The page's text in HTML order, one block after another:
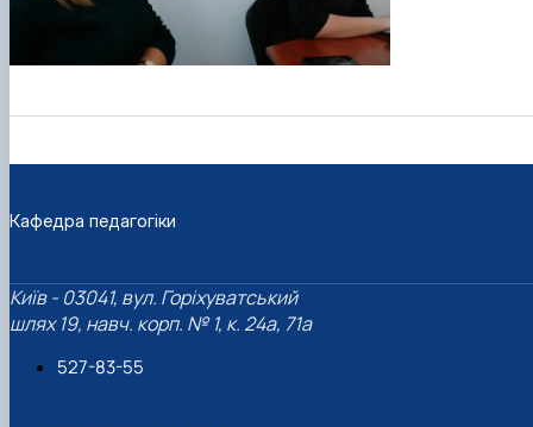
Кафедра педагогіки
Київ - 03041, вул. Горіхуватський
шлях 19, навч. корп. № 1, к. 24а, 71а
527-83-55